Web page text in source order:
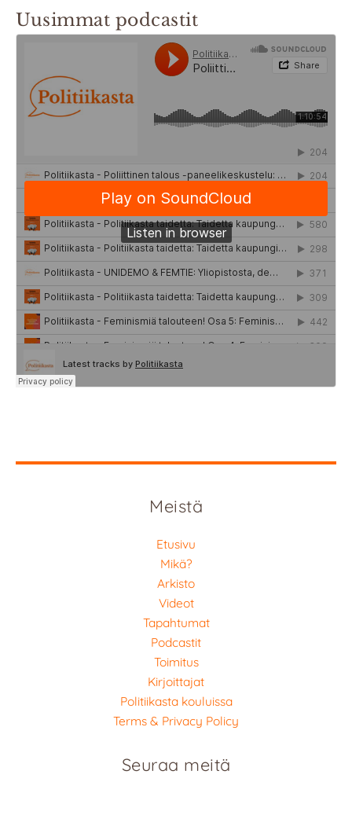
Uusimmat podcastit
Meistä
Etusivu
Mikä?
Arkisto
Videot
Tapahtumat
Podcastit
Toimitus
Kirjoittajat
Politiikasta kouluissa
Terms & Privacy Policy
Seuraa meitä